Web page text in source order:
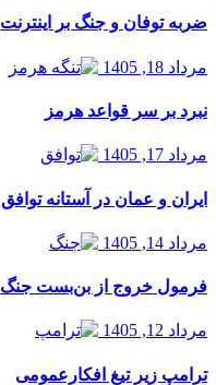
ضربه توفان و جنگ بر اینترنت
مرداد 18, 1405
نبرد بر سر قواعد هرمز
مرداد 17, 1405
ایران و عمان در آستانه توافق
مرداد 14, 1405
فرمول خروج از بن‌بست جنگ
مرداد 12, 1405
ترامپ زیر تیغ افکارعمومی